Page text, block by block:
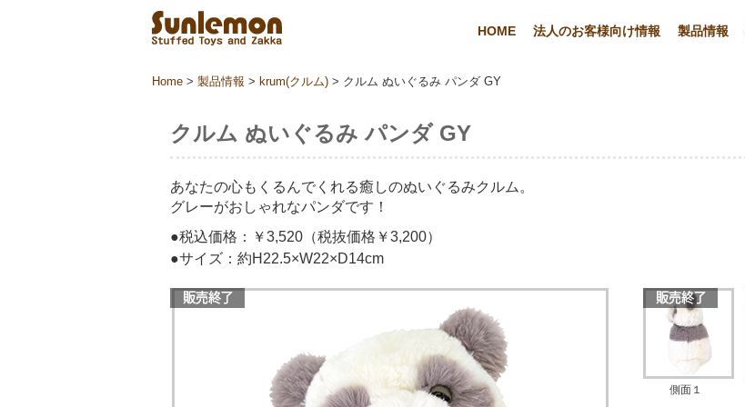
HOME 法人のお客様向け情報 製品情報
Home > 製品情報 > krum(クルム) > クルム ぬいぐるみ パンダ GY
クルム ぬいぐるみ パンダ GY
あなたの心もくるんでくれる癒しのぬいぐるみクルム。
グレーがおしゃれなパンダです！
●税込価格：￥3,520（税抜価格￥3,200）
●サイズ：約H22.5×W22×D14cm
側面１